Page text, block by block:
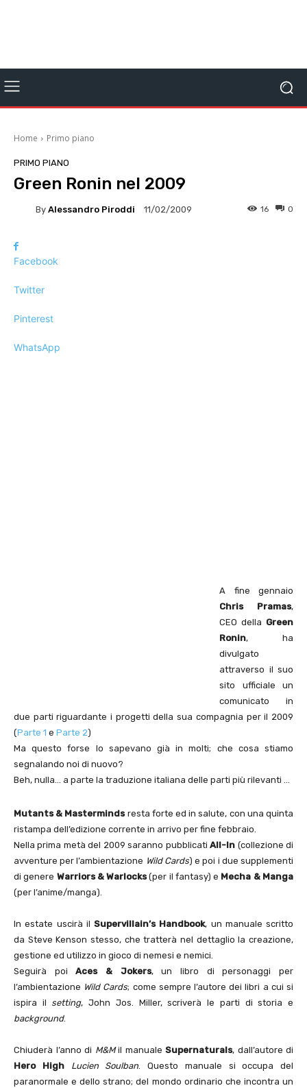
Home Primo piano
PRIMO PIANO
Green Ronin nel 2009
By Alessandro Piroddi 11/02/2009 0
16
Facebook
Twitter
Pinterest
WhatsApp
A fine gennaio
Chris Pramas,
CEO della Green
Ronin, ha
divulgato
attraverso il suo
sito ufficiale un
comunicato in
due parti riguardante i progetti della sua compagnia per il 2009
(Parte 1 e Parte 2)
Ma questo forse lo sapevano già in molti; che cosa stiamo
segnalando noi di nuovo?
Beh, nulla… a parte la traduzione italiana delle parti più rilevanti …
Mutants & Mastermindsresta forte ed in salute, con una quinta
ristampa dell’edizione corrente in arrivo per fine febbraio.
Nella prima metà del 2009 saranno pubblicatiAll-In (collezione di
avventure per l’ambientazione Wild Cards) e poi i due supplementi
di genere Warriors & Warlocks(per il fantasy) e Mecha & Manga
(per l’anime/manga).
In estate uscirà il Supervillain’s Handbook, un manuale scritto
da Steve Kenson stesso, che tratterà nel dettaglio la creazione,
gestione ed utilizzo in gioco di nemesi e nemici.
Seguirà poiAces & Jokers, un libro di personaggi per
l’ambientazione Wild Cards; come sempre l’autore dei libri a cui si
ispira il setting, John Jos. Miller, scriverà le parti di storia e
background.
Chiuderà l’anno di M&Mil manuale Supernaturals, dall’autore di
Hero High
Lucien Soulban. Questo manuale si occupa del
paranormale e dello strano; del mondo ordinario che incontra un